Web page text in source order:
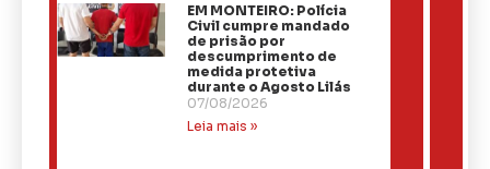
EM MONTEIRO: Polícia
Civil cumpre mandado
de prisão por
descumprimento de
medida protetiva
durante o Agosto Lilás
07/08/2026
Leia mais »